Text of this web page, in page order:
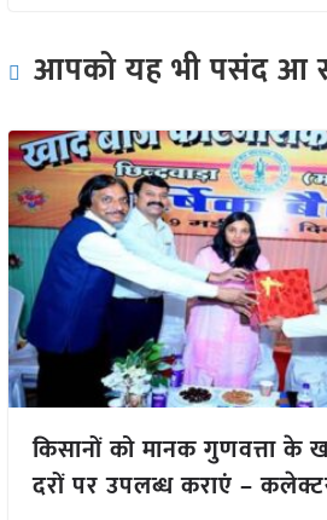
आपको यह भी पसंद आ
किसानों को मानक गुणवत्ता के
दरों पर उपलब्ध कराएं –